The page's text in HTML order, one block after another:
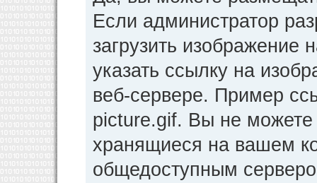
Если администратор
загрузить
указать ссылку на
веб-сервере. Пример
picture.gif. Вы не можете
хранящиеся на вашем
общедоступным